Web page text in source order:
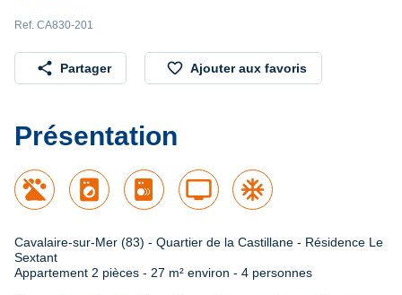
Ref. CA830-201
share Partager favorite_border Ajouter aux favoris
Présentation
local_laundry_service tv ac_unit
Cavalaire-sur-Mer (83) - Quartier de la Castillane - Résidence Le
Sextant
Appartement 2 pièces - 27 m² environ - 4 personnes